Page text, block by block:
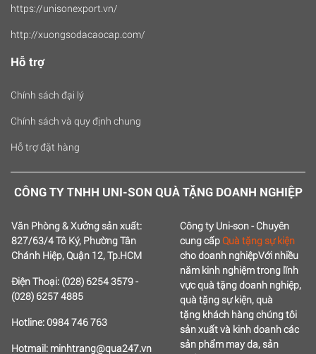
https://unisonexport.vn/
http://xuongsodacaocap.com/
Hỗ trợ
Chính sách đại lý
Chính sách và quy định chung
Hỗ trợ đặt hàng
CÔNG TY TNHH UNI-SON QUÀ TẶNG DOANH NGHIỆP
Văn Phòng & Xưởng sản xuất:
827/63/4 Tô Ký, Phường Tân
Chánh Hiệp, Quận 12, Tp.HCM
Điện Thoại: (028) 6254 3579 -
(028) 6257 4885
Hotline: 0984 746 763
Hotmail: minhtrang@qua247.vn
Công ty Uni-son - Chuyên
cung cấp Quà tặng sự kiện
cho doanh nghiệpVới nhiều
năm kinh nghiệm trong lĩnh
vực quà tặng doanh nghiệp,
quà tặng sự kiện, quà
tặng khách hàng chúng tôi
sản xuất và kinh doanh các
sản phẩm may da, sản